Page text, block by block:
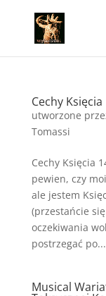
Cechy Księcia
utworzone
Tomassi
Cechy Księcia
pewien, czy
ale jestem
(przestańcie
oczekiwania
postrzegać po...
Musical